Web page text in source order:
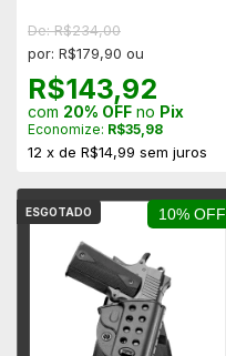
De: R$234,00
por: R$179,90 ou
R$143,92
com 20% OFF no Pix
Economize: R$35,98
12 x de R$14,99 sem juros
10% OFF
ESGOTADO